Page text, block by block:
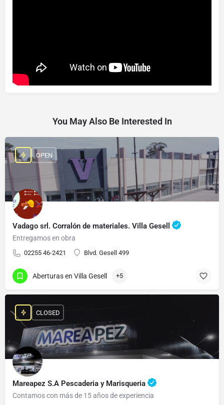
You May Also Be Interested In
Vadago srl. Corralón de materiales. Villa Gesell
Entregamos en obra
02255 46-2421 Blvd. Gesell 499
OPEN
Aberturas en Villa Gesell +5
Mareapez S.A Pescaderia y Marisqueria
Contamos con más de 15 años de experiencia
CLOSED